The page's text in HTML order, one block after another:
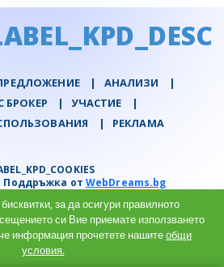
| АНАЛИЗИ
|
БРОКЕР
| УЧАСТИЕ
|
| РЕКЛАМА
- Поддръжка отWebDreams.bg
за да осигури правилното
си Вие приемате използването
информация прочетете нашитеобщи
условия.